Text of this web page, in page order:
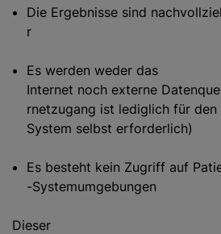
Die Ergebnisse sind
r
Es werden weder das
Internet noch externe
rnetzugang ist lediglich für
System selbst erforderlich)
Es besteht kein Zugriff auf
-Systemumgebungen
Dieser